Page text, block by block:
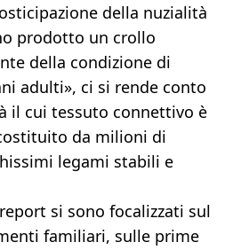
della nuzialità
prodotto un crollo
della condizione di
adulti», ci si rende conto
il cui tessuto connettivo è
da milioni di
legami stabili e
si sono focalizzati sul
familiari, sulle prime